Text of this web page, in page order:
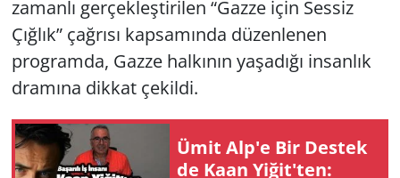
zamanlı gerçekleştirilen “Gazze için Sessiz
Çığlık” çağrısı kapsamında düzenlenen
programda, Gazze halkının yaşadığı insanlık
dramına dikkat çekildi.
Ümit Alp'e Bir Destek
de Kaan Yiğit'ten: